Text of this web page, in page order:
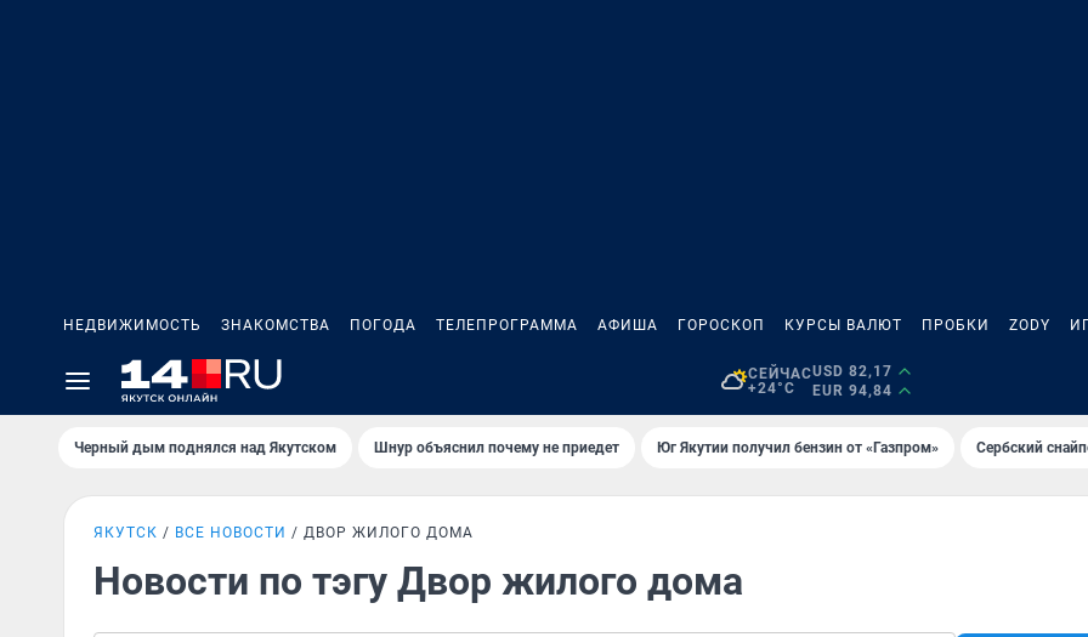
НЕДВИЖИМОСТЬ ЗНАКОМСТВА ПОГОДА ТЕЛЕПРОГРАММА АФИША ГОРОСКОП КУРСЫ ВАЛЮТ ПРОБКИ ZODY
СЕЙЧАС
+24°C
USD 82,17
EUR 94,84
Черный дым поднялся над Якутском Шнур объяснил почему не приедет Юг Якутии получил бензин от «Газпром» Сербский
ЯКУТСК ВСЕ НОВОСТИ ДВОР ЖИЛОГО ДОМА
Новости по тэгу Двор жилого дома